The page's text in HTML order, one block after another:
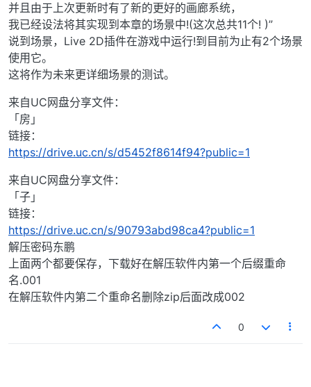
并且由于上次更新时有了新的更好的画廊系统，
我已经设法将其实现到本章的场景中!(这次总共11个! )”
说到场景，Live 2D插件在游戏中运行!到目前为止有2个场景
使用它。
这将作为未来更详细场景的测试。
来自UC网盘分享文件：
「房」
链接：
https://drive.uc.cn/s/d5452f8614f94?public=1
来自UC网盘分享文件：
「子」
链接：
https://drive.uc.cn/s/90793abd98ca4?public=1
解压密码东鹏
上面两个都要保存，下载好在解压软件内第一个后缀重命
名.001
在解压软件内第二个重命名删除zip后面改成002
0